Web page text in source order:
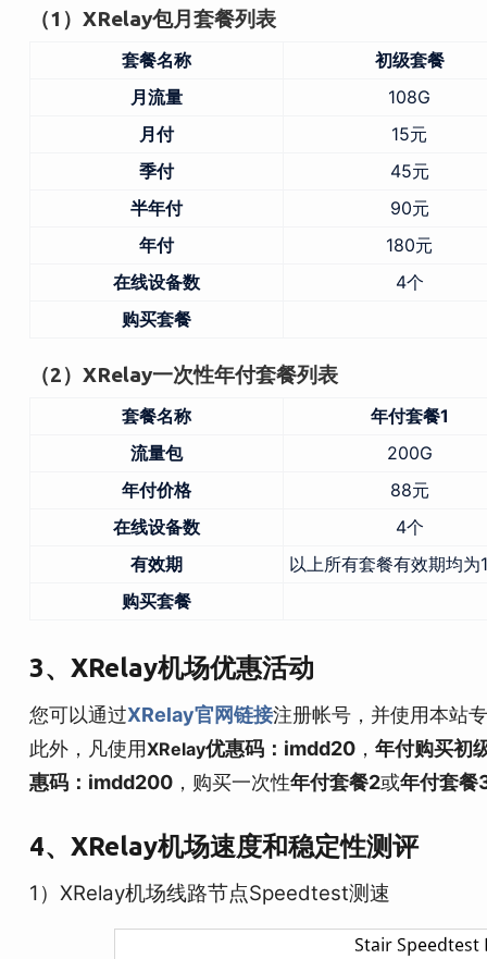
（1）XRelay包月套餐列表
套餐名称
初级套餐
月流量
108G
月付
15元
季付
45元
半年付
90元
年付
180元
在线设备数
4个
购买套餐
（2）XRelay一次性年付套餐列表
套餐名称
年付套餐1
流量包
200G
年付价格
88元
在线设备数
4个
有效期
以上所有套餐有效期均
购买套餐
3、XRelay机场优惠活动
您可以通过XRelay官网链接注册帐号，并使用本站
此外，凡使用XRelay优惠码：imdd20， 年付购买初
惠码：imdd200，购买一次性年付套餐2或年付套餐
4、XRelay机场速度和稳定性测评
1）XRelay机场线路节点Speedtest测速